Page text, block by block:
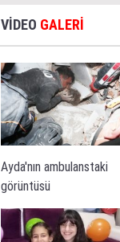
VİDEO GALERİ
Ayda'nın ambulanstaki
görüntüsü